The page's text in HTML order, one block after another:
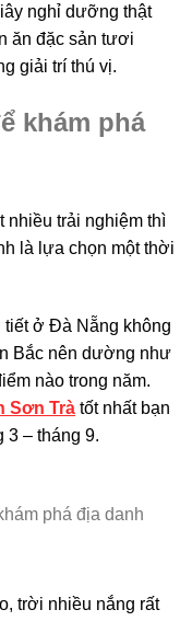
nghỉ dưỡng thật
ăn đặc sản tươi
giải trí thú vị.
khám phá
nhiều trải nghiệm thì
là lựa chọn một thời
ở Đà Nẵng không
Bắc nên dường như
nào trong năm.
Sơn Trà tốt nhất bạn
3 – tháng 9.
phá địa danh
trời nhiều nắng rất